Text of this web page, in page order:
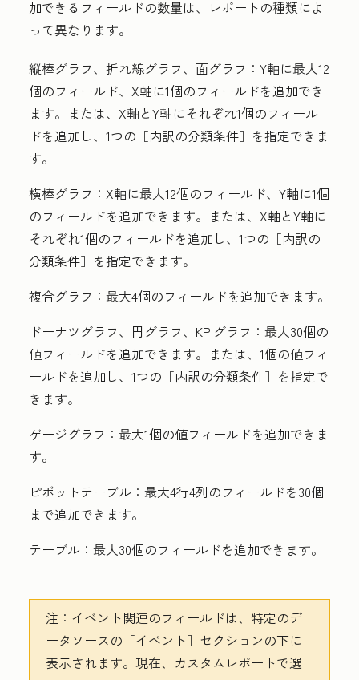
加できるフィールドの数量は、レポートの種類によ
って異なります。
縦棒グラフ、折れ線グラフ、面グラフ： Y軸に最大12
個のフィールド、X軸に1個のフィールドを追加でき
ます。または、X軸とY軸にそれぞれ1個のフィール
ドを追加し、1つの［内訳の分類条件］ を指定できま
す。
横棒グラフ： X軸に最大12個のフィールド、Y軸に1個
のフィールドを追加できます。または、X軸とY軸に
それぞれ1個のフィールドを追加し、1つの［内訳の
分類条件］ を指定できます。
複合グラフ： 最大4個のフィールドを追加できます。
ドーナツグラフ、円グラフ、KPIグラフ： 最大30個の
値フィールドを追加できます。または、1個の値フィ
ールドを追加し、1つの［内訳の分類条件］ を指定で
きます。
ゲージグラフ： 最大1個の値フィールドを追加できま
す。
ピボットテーブル： 最大4行4列のフィールドを30個
まで追加できます。
テーブル： 最大30個のフィールドを追加できます。
注： イベント関連のフィールドは、特定のデ
ータソースの［イベント］ セクションの下に
表示されます。現在、カスタムレポートで選